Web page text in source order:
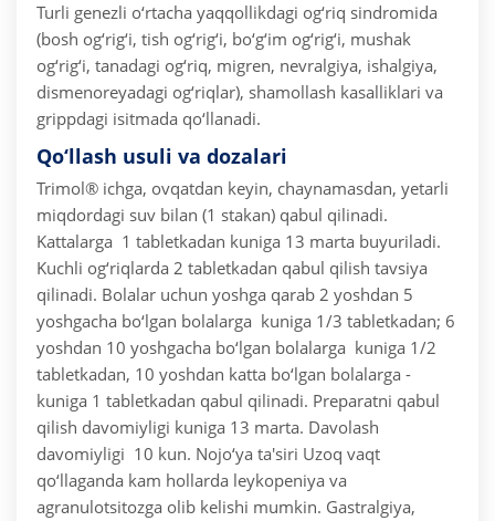
Turli genezli o‘rtacha yaqqollikdagi og‘riq sindromida
(bosh og‘rig‘i, tish og‘rig‘i, bo‘g‘im og‘rig‘i, mushak
og‘rig‘i, tanadagi og‘riq, migren, nevralgiya, ishalgiya,
dismenoreyadagi og‘riqlar), shamollash kasalliklari va
grippdagi isitmada qo‘llanadi.
Qo‘llash usuli va dozalari
Trimol® ichga, ovqatdan keyin, chaynamasdan, yetarli
miqdordagi suv bilan (1 stakan) qabul qilinadi.
Kattalarga ­ 1 tabletkadan kuniga 1­3 marta buyuriladi.
Kuchli og‘riqlarda 2 tabletkadan qabul qilish tavsiya
qilinadi. Bolalar uchun yoshga qarab 2 yoshdan 5
yoshgacha bo‘lgan bolalarga ­ kuniga 1/3 tabletkadan; 6
yoshdan 10 yoshgacha bo‘lgan bolalarga ­ kuniga 1/2
tabletkadan, 10 yoshdan katta bo‘lgan bolalarga ­
kuniga 1 tabletkadan qabul qilinadi. Preparatni qabul
qilish davomiyligi kuniga 1­3 marta. Davolash
davomiyligi ­ 10 kun. Nojo‘ya ta'siri Uzoq vaqt
qo‘llaganda kam hollarda leykopeniya va
agranulotsitozga olib kelishi mumkin. Gastralgiya,